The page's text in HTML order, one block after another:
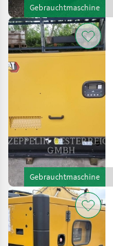
Gebrauchtmaschine
Gebrauchtmaschine